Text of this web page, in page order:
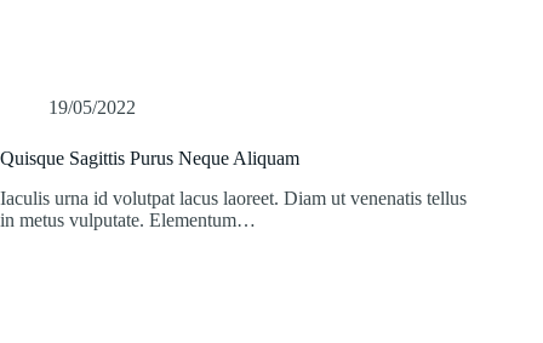
19/05/2022
Quisque Sagittis Purus Neque Aliquam
Iaculis urna id volutpat lacus laoreet. Diam ut venenatis tellus
in metus vulputate. Elementum…